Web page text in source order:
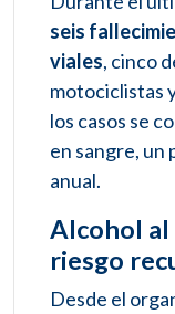
seis
viales, cinco
motociclistas
los casos se
en sangre,
anual.
Alcohol
riesgo
Desde el